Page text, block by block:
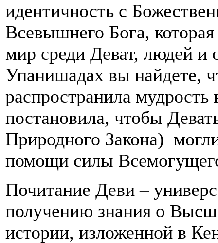
идентичность с
Всевышнего Бога, которая
мир среди Деват, людей и
Упанишадах вы найдете,
распространила
постановила, чтобы
Природного Закона)
помощи силы
Почитание Деви –
получению знания о
истории, изложенной в